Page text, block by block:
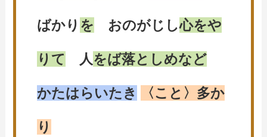
ばかり を おのがじし心をや
りて 人をば落としめなど
かたはらいたき 〈こと〉多か
り